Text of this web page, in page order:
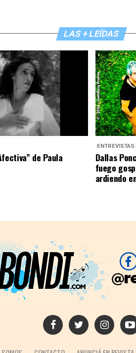
LAS + LEÍDAS
de Paula
·ENTREVISTAS·
Dallas
fuego
ardiendo